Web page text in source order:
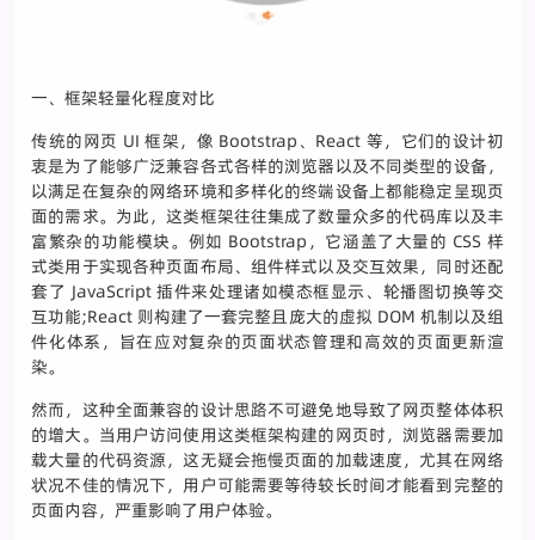
一、框架轻量化程度对比
传统的网页 UI 框架，像 Bootstrap、React 等，它们的设计初
衷是为了能够广泛兼容各式各样的浏览器以及不同类型的设备，
以满足在复杂的网络环境和多样化的终端设备上都能稳定呈现页
面的需求。为此，这类框架往往集成了数量众多的代码库以及丰
富繁杂的功能模块。例如 Bootstrap，它涵盖了大量的 CSS 样
式类用于实现各种页面布局、组件样式以及交互效果，同时还配
套了 JavaScript 插件来处理诸如模态框显示、轮播图切换等交
互功能;React 则构建了一套完整且庞大的虚拟 DOM 机制以及组
件化体系，旨在应对复杂的页面状态管理和高效的页面更新渲
染。
然而，这种全面兼容的设计思路不可避免地导致了网页整体体积
的增大。当用户访问使用这类框架构建的网页时，浏览器需要加
载大量的代码资源，这无疑会拖慢页面的加载速度，尤其在网络
状况不佳的情况下，用户可能需要等待较长时间才能看到完整的
页面内容，严重影响了用户体验。